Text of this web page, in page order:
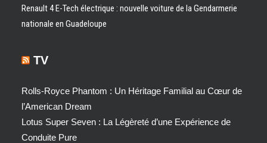
Renault 4 E-Tech électrique : nouvelle voiture de la Gendarmerie
nationale en Guadeloupe
TV
Rolls-Royce Phantom : Un Héritage Familial au Cœur de
l’American Dream
Lotus Super Seven : La Légèreté d’une Expérience de
Conduite Pure